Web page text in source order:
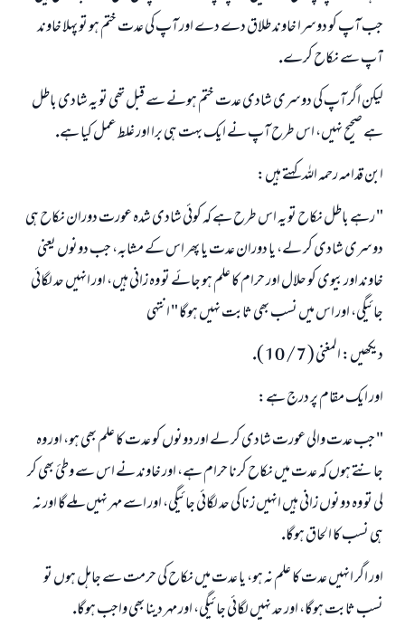
جب آپ كو دوسرا خاوند طلاق دے دے اور آپ كى عدت ختم ہو تو پہلا خاوند
آپ سے نكاح كرے.
ليكن اگر آپ كى دوسرى شادى عدت ختم ہونے سے قبل تھى تو يہ شادى باطل
ہے صحيح نہيں، اس طرح آپ نے ايك بہت ہى برا اور غلط عمل كيا ہے.
ابن قدامہ رحمہ اللہ كہتے ہيں:
" رہے باطل نكاح تو يہ اس طرح ہے كہ كوئى شادى شدہ عورت دوران نكاح ہى
دوسرى شادى كر لے، يا دوران عدت يا پھر اس كے مشابہ، جب دونوں يعنى
خاوند اور بيوى كو حلال اور حرام كا علم ہو جائے تو وہ زانى ہيں، اور انہيں حد لگائى
جائيگى، اور اس ميں نسب بھى ثابت نہيں ہوگا " انتہى
ديكھيں: المغنى ( 7 / 10 ).
اور ايك مقام پر درج ہے:
" جب عدت والى عورت شادى كر لے اور دونوں كو عدت كا علم بھى ہو، اور وہ
جانتے ہوں كہ عدت ميں نكاح كرنا حرام ہے، اور خاوند نے اس سے وطئ بھى كر
لى تو وہ دونوں زانى ہيں انہيں زنا كى حد لگائى جائيگى، اور اسے مہر نہيں ملےگا اور نہ
ہى نسب كا الحاق ہوگا.
اور اگر انہيں عدت كا علم نہ ہو، يا عدت ميں نكاح كى حرمت سے جاہل ہوں تو
نسب ثابت ہوگا، اور حد نہيں لگائى جائيگى، اور مہر دينا بھى واجب ہوگا.